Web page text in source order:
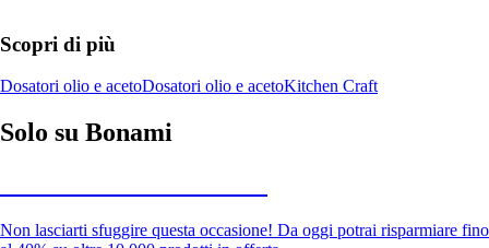
Scopri di più
Dosatori olio e acetoDosatori olio e acetoKitchen Craft
Solo su Bonami
Non lasciarti sfuggire questa occasione! Da oggi potrai risparmiare fino